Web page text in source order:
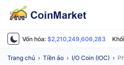
Vốn hóa: $2,210,249,606,283
Trang chủ › Tiền ảo › I/O Coin (IOC) ›